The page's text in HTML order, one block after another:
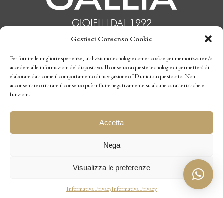
Gestisci Consenso Cookie
Per fornire le migliori esperienze, utilizziamo tecnologie come i cookie per memorizzare e/o
accedere alle informazioni del dispositivo. Il consenso a queste tecnologie ci permetterà di
elaborare dati come il comportamento di navigazione o ID unici su questo sito. Non
acconsentire o ritirare il consenso può influire negativamente su alcune caratteristiche e
funzioni.
Accetta
Nega
Visualizza le preferenze
Informativa PrivacyInformativa Privacy
INFORMATIVA PRIVACY
CONDIZIONI DI VENDITA